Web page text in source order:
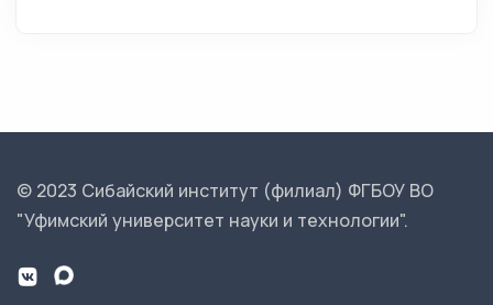
© 2023 Сибайский институт (филиал) ФГБОУ ВО
"Уфимский университет науки и технологии".